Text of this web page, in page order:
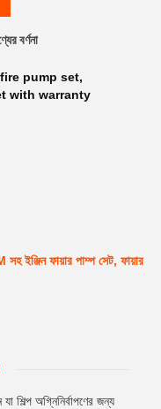
বর্ণনা
pump set,
with warranty
ইঞ্জিন ফায়ার পাম্প সেট, ফায়ার
শিল্প অগ্নিনির্বাপণের জন্য